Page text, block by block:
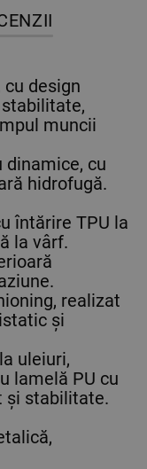
design
muncii
cu
hidrofugă.
întărire TPU la
la vârf.
realizat
și
uleiuri,
lamelă PU cu
și stabilitate.